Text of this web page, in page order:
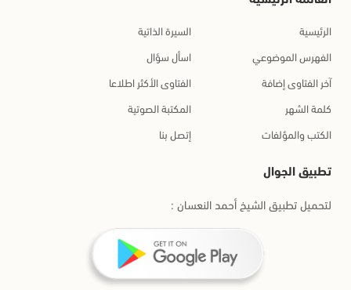
الرئيسية
السيرة الذاتية
الفهرس الموضوعي
اسأل سؤال
آخر الفتاوى إضافة
الفتاوى الأكثر اطلاعا
كلمة الشهر
المكتبة الصوتية
الكتب والمؤلفات
إتصل بنا
تطبيق الجوال
لتحميل تطبيق الشيخ أحمد النعسان :